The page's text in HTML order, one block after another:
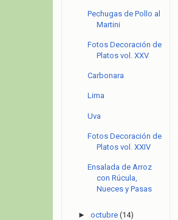
Pechugas de Pollo al
Martini
Fotos Decoración de
Platos vol. XXV
Carbonara
Lima
Uva
Fotos Decoración de
Platos vol. XXIV
Ensalada de Arroz
con Rúcula,
Nueces y Pasas
► octubre (14)